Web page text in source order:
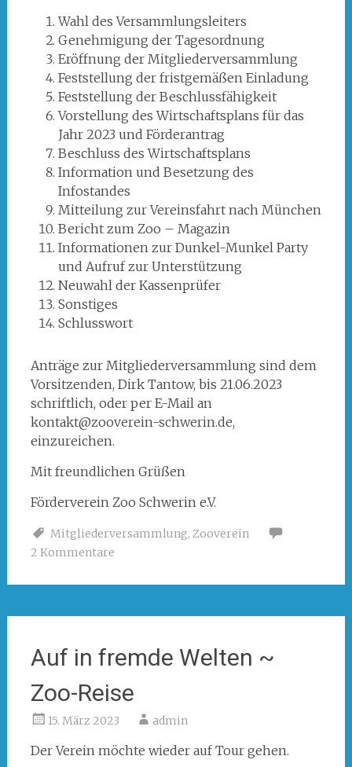
Wahl des Versammlungsleiters
Genehmigung der Tagesordnung
Eröffnung der Mitgliederversammlung
Feststellung der fristgemäßen Einladung
Feststellung der Beschlussfähigkeit
Vorstellung des Wirtschaftsplans für das
Jahr 2023 und Förderantrag
Beschluss des Wirtschaftsplans
Information und Besetzung des
Infostandes
Mitteilung zur Vereinsfahrt nach München
Bericht zum Zoo – Magazin
Informationen zur Dunkel-Munkel Party
und Aufruf zur Unterstützung
Neuwahl der Kassenprüfer
Sonstiges
Schlusswort
Anträge zur Mitgliederversammlung sind dem
Vorsitzenden, Dirk Tantow, bis 21.06.2023
schriftlich, oder per E-Mail an
kontakt@zooverein-schwerin.de,
einzureichen.
Mit freundlichen Grüßen
Förderverein Zoo Schwerin e.V.
Mitgliederversammlung, Zooverein
2 Kommentare
Auf in fremde Welten ~
Zoo-Reise
15. März 2023 admin
Der Verein möchte wieder auf Tour gehen.